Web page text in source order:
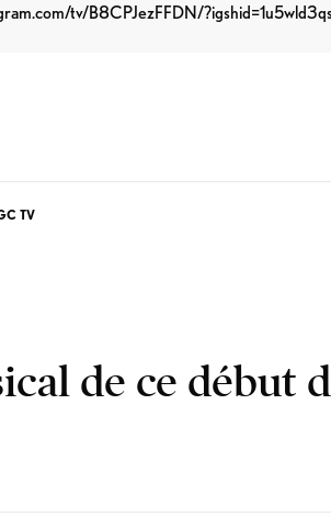
tv/B8CPJezFFDN/
TV
de ce début